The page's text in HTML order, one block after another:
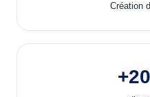
Création